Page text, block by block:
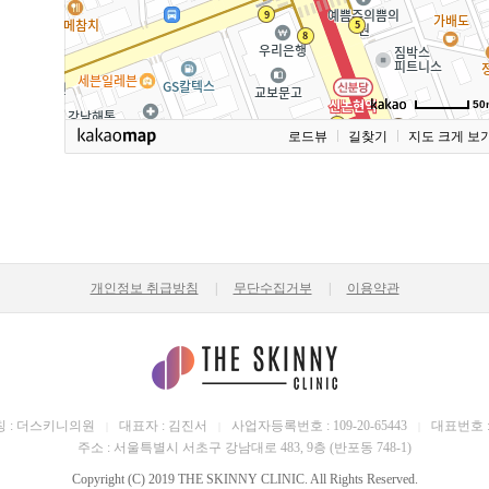
로드뷰 길찾기 지도 크게 보
개인정보 취급방침 | 무단수집거부 | 이용약관
: 더스키니의원 대표자 : 김진서 사업자등록번호 : 109-20-65443
대표번호
주소 : 서울특별시 서초구 강남대로 483, 9층 (반포동 748-1)
Copyright (C) 2019 THE SKINNY CLINIC. All Rights Reserved.